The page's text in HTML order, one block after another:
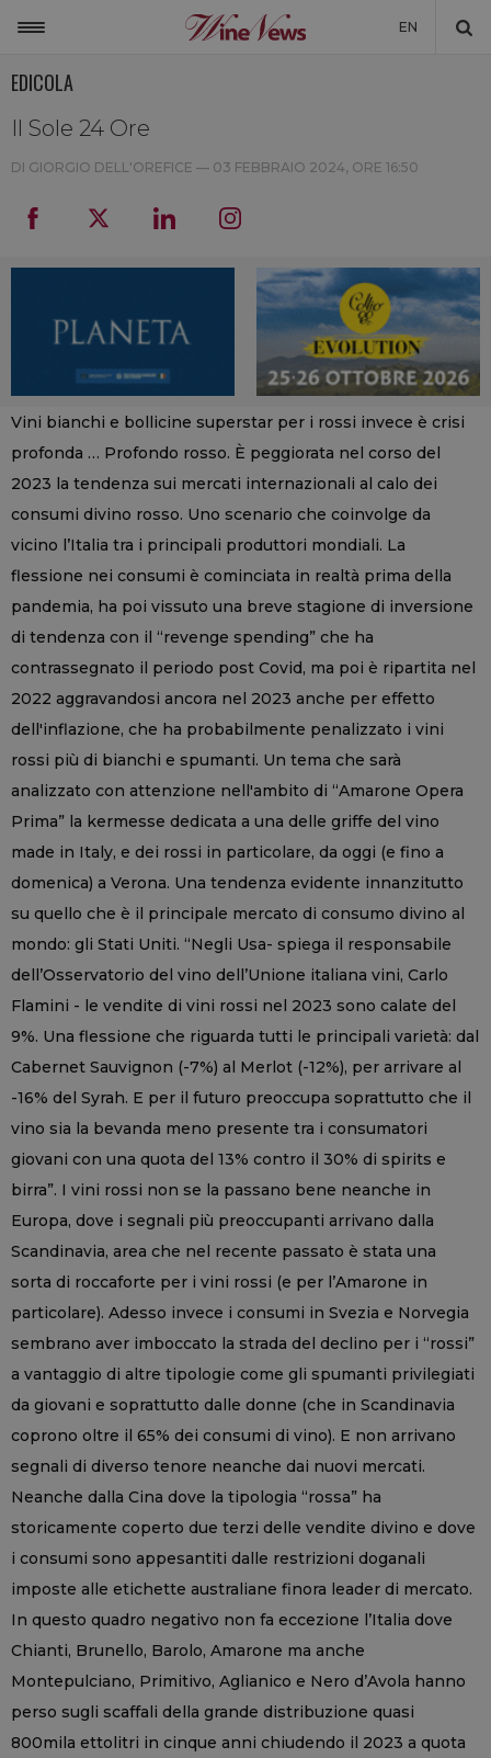
EN
NON SOLO VINO
NEWSLETTER
DICONO DI NOI
EDICOLA
Il Sole 24 Ore
DI GIORGIO DELL'OREFICE — 03 FEBBRAIO 2024, ORE 16:50
Vini bianchi e bollicine superstar per i rossi invece è crisi
profonda … Profondo rosso. È peggiorata nel corso del
2023 la tendenza sui mercati internazionali al calo dei
consumi divino rosso. Uno scenario che coinvolge da
vicino l’Italia tra i principali produttori mondiali. La
flessione nei consumi è cominciata in realtà prima della
pandemia, ha poi vissuto una breve stagione di inversione
di tendenza con il “revenge spending” che ha
contrassegnato il periodo post Covid, ma poi è ripartita nel
2022 aggravandosi ancora nel 2023 anche per effetto
dell'inflazione, che ha probabilmente penalizzato i vini
rossi più di bianchi e spumanti. Un tema che sarà
analizzato con attenzione nell'ambito di “Amarone Opera
Prima” la kermesse dedicata a una delle griffe del vino
made in Italy, e dei rossi in particolare, da oggi (e fino a
domenica) a Verona. Una tendenza evidente innanzitutto
su quello che è il principale mercato di consumo divino al
mondo: gli Stati Uniti. “Negli Usa- spiega il responsabile
dell’Osservatorio del vino dell’Unione italiana vini, Carlo
Flamini - le vendite di vini rossi nel 2023 sono calate del
9%. Una flessione che riguarda tutti le principali varietà: dal
Cabernet Sauvignon (-7%) al Merlot (-12%), per arrivare al
-16% del Syrah. E per il futuro preoccupa soprattutto che il
vino sia la bevanda meno presente tra i consumatori
giovani con una quota del 13% contro il 30% di spirits e
birra”. I vini rossi non se la passano bene neanche in
Europa, dove i segnali più preoccupanti arrivano dalla
Scandinavia, area che nel recente passato è stata una
sorta di roccaforte per i vini rossi (e per l’Amarone in
particolare). Adesso invece i consumi in Svezia e Norvegia
sembrano aver imboccato la strada del declino per i “rossi”
a vantaggio di altre tipologie come gli spumanti privilegiati
da giovani e soprattutto dalle donne (che in Scandinavia
coprono oltre il 65% dei consumi di vino). E non arrivano
segnali di diverso tenore neanche dai nuovi mercati.
Neanche dalla Cina dove la tipologia “rossa” ha
storicamente coperto due terzi delle vendite divino e dove
i consumi sono appesantiti dalle restrizioni doganali
imposte alle etichette australiane finora leader di mercato.
In questo quadro negativo non fa eccezione l’Italia dove
Chianti, Brunello, Barolo, Amarone ma anche
Montepulciano, Primitivo, Aglianico e Nero d’Avola hanno
perso sugli scaffali della grande distribuzione quasi
800mila ettolitri in cinque anni chiudendo il 2023 a quota